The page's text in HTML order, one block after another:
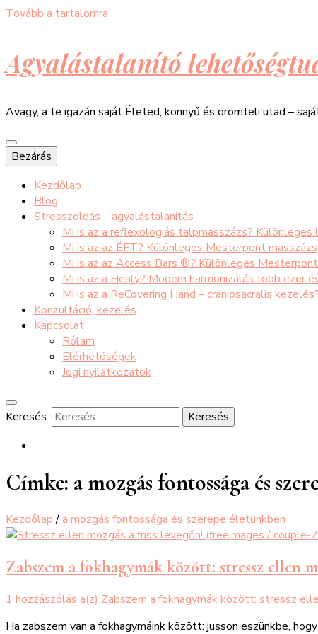
Tovább a tartalomra
Agyalástalanító
Avagy, a te igazán saját Életed, könnyű és örömteli utad –
Bezárás
Kezdőlap
Blog
Stresszoldás – agyalástalanítás
Mi is az a reflexológiás talpmasszázs? Különleges
Mi is az az ÉFT? Különleges Mesterpont masszázs
Mi is az az Access Bars ®? Különleges
Mi is az a Healy? Modern harmonizálás több ezer
Mi is az a ReCovering Hand – craniosacralis
Konzultáció, kezelés
Kapcsolat
Rólam
Elérhetőségek
Jogi nyilatkozatok
Keresés:
Címke: a mozgás fontossága és
Kezdőlap /a mozgás fontossága és szerepe életünkben
Zabszem a fokhagymák között: stressz ellen
1 hozzászólás a(z) Zabszem a fokhagymák között: stressz
Ha zabszem van a fokhagymáink között: jusson eszünkbe,